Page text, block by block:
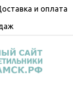
и оплата